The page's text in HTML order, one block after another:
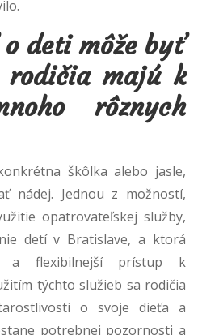
deti môže byť
rodičia majú k
rôznych
škôlka alebo jasle,
nádej. Jednou z možností,
opatrovateľskej služby,
detí v Bratislave, a ktorá
a flexibilnejší prístup k
týchto služieb sa rodičia
o svoje dieťa a
potrebnej pozornosti a